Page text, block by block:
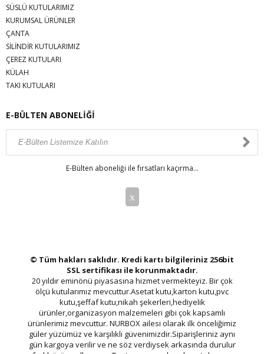
SÜSLÜ KUTULARIMIZ
KURUMSAL ÜRÜNLER
ÇANTA
SİLİNDİR KUTULARIMIZ
ÇEREZ KUTULARI
KÜLAH
TAKI KUTULARI
E-BÜLTEN ABONELİĞİ
E-Bülten aboneliği ile fırsatları kaçırma...
© Tüm hakları saklıdır. Kredi kartı bilgileriniz 256bit
SSL sertifikası ile korunmaktadır.
20 yıldır eminönü piyasasına hizmet vermekteyiz. Bir çok
ölçü kutularımız mevcuttur.Asetat kutu,karton kutu,pvc
kutu,şeffaf kutu,nikah şekerleri,hediyelik
ürünler,organizasyon malzemeleri gibi çok kapsamlı
ürünlerimiz mevcuttur. NURBOX ailesi olarak ilk önceliğimiz
güler yüzümüz ve karşılıklı güvenimizdir.Siparişleriniz aynı
gün kargoya verilir ve ne söz verdiysek arkasında durulur